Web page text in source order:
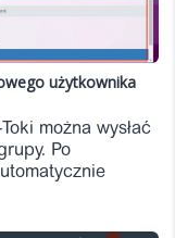
użytkownika
można wysłać
Po